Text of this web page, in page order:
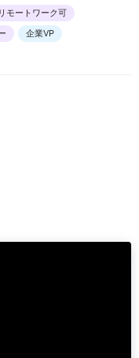
リモートワーク可
企業VP